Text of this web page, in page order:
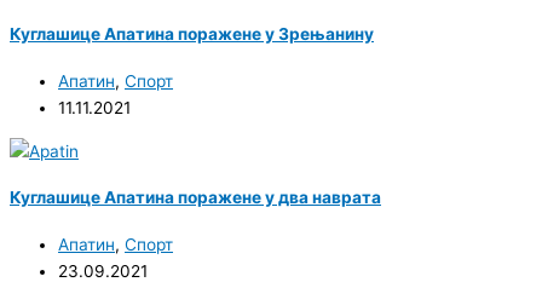
Куглашице Апатина поражене у Зрењанину
Апатин, Спорт
11.11.2021
Куглашице Апатина поражене у два наврата
Апатин, Спорт
23.09.2021